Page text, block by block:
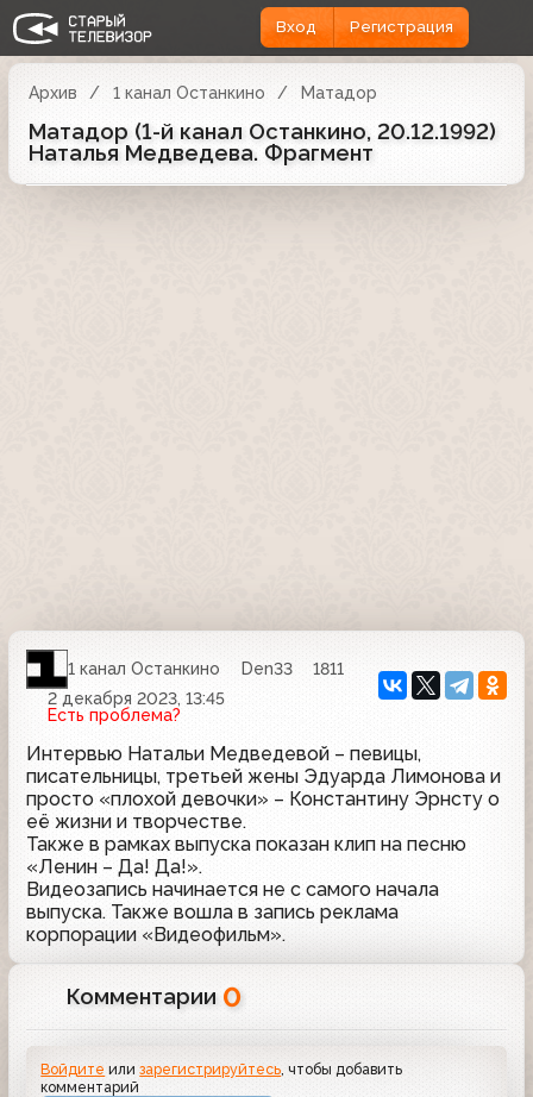
Вход Регистрация
Архив 1 канал Останкино Матадор
Матадор (1-й канал Останкино, 20.12.1992)
Наталья Медведева. Фрагмент
1 канал Останкино Den33
1811
2 декабря 2023, 13:45
Есть проблема?
Интервью Натальи Медведевой – певицы,
писательницы, третьей жены Эдуарда Лимонова и
просто «плохой девочки» – Константину Эрнсту о
её жизни и творчестве.
Также в рамках выпуска показан клип на песню
«Ленин – Да! Да!».
Видеозапись начинается не с самого начала
выпуска. Также вошла в запись реклама
корпорации «Видеофильм».
Комментарии 0
Войдите илизарегистрируйтесь , чтобы добавить
комментарий